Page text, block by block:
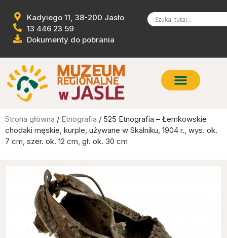
Kadyiego 11, 38-200 Jasło
13 446 23 59
Dokumenty do pobrania
Strona główna / Etnografia / 525 Etnografia – Łemkowskie
chodaki męskie, kurple, używane w Skalniku, 1904 r., wys. ok.
7 cm, szer. ok. 12 cm, gł. ok. 30 cm